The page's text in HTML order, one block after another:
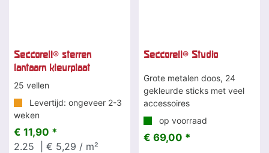
Seccorell® sterren
lantaarn kleurplaat
25 vellen
Levertijd: ongeveer 2-3
weken
€ 11,90 *
2.25
| € 5,29 / m²
Seccorell® Studio
Grote metalen doos, 24
gekleurde sticks met veel
accessoires
op voorraad
€ 69,00 *